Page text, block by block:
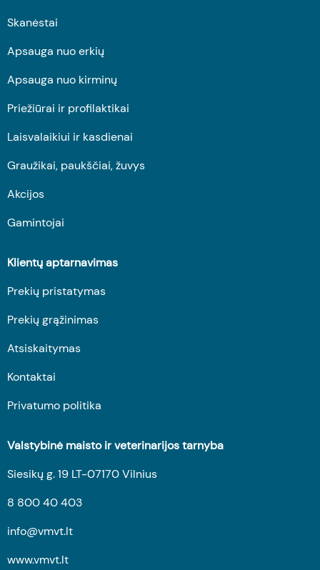
Skanėstai
Apsauga nuo erkių
Apsauga nuo kirminų
Priežiūrai ir profilaktikai
Laisvalaikiui ir kasdienai
Graužikai, paukščiai, žuvys
Akcijos
Gamintojai
Klientų aptarnavimas
Prekių pristatymas
Prekių grąžinimas
Atsiskaitymas
Kontaktai
Privatumo politika
Valstybinė maisto ir veterinarijos tarnyba
Siesikų g. 19 LT-07170 Vilnius
8 800 40 403
info@vmvt.lt
www.vmvt.lt